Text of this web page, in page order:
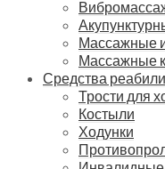
Массажные
Массажные
Средства
Трости для
Костыли
Ходунки